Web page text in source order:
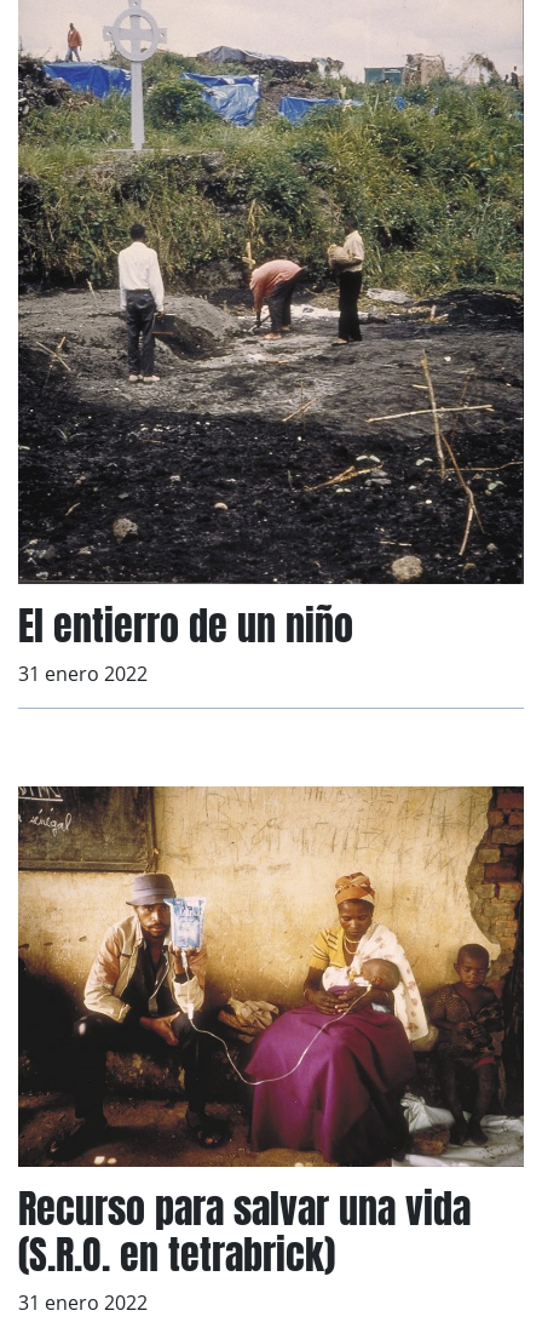
El entierro de un niño
31 enero 2022
Recurso para salvar una vida
(S.R.O. en tetrabrick)
31 enero 2022